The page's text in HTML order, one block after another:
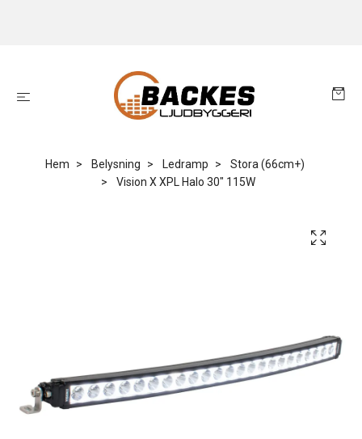
Hem Belysning Ledramp
Stora (66cm+)
Vision X XPL Halo 30" 115W